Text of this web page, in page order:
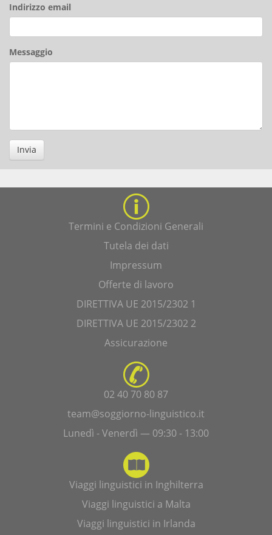
Indirizzo email
Messaggio
Invia
Termini e Condizioni Generali
Tutela dei dati
Impressum
Offerte di lavoro
DIRETTIVA UE 2015/2302 1
DIRETTIVA UE 2015/2302 2
Assicurazione
02 40 70 80 87
team@soggiorno-linguistico.it
Lunedì - Venerdì — 09:30 - 13:00
Viaggi linguistici in Inghilterra
Viaggi linguistici a Malta
Viaggi linguistici in Irlanda